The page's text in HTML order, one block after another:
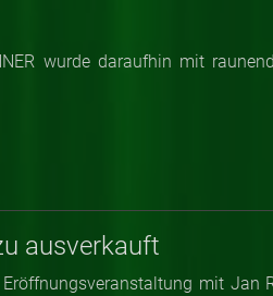
wurde daraufhin mit
ausverkauft
mit Jan